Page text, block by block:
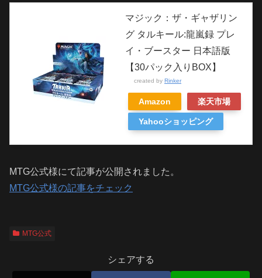
マジック：ザ・ギャザリン
グ タルキール:龍嵐録 プレ
イ・ブースター 日本語版
【30パック入りBOX】
created by Rinker
Amazon 楽天市場
Yahooショッピング
MTG公式様にて記事が公開されました。
MTG公式様の記事をチェック
MTG公式
シェアする